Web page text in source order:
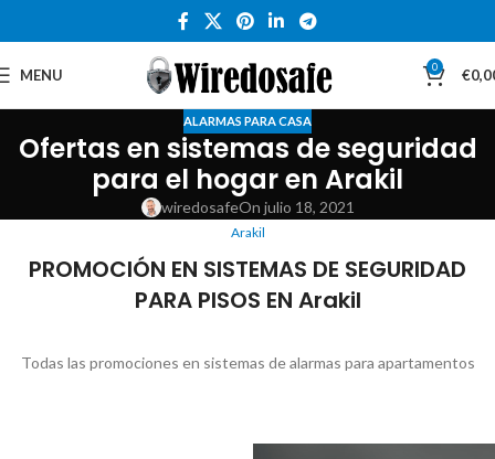
MENU 0 €
ALARMAS PARA CASA
Ofertas en sistemas de seguridad
para el hogar en Arakil
wiredosafeOn julio 18, 2021
Arakil
PROMOCIÓN EN SISTEMAS DE SEGURIDAD
PARA PISOS EN Arakil
Todas las promociones en sistemas de alarmas para apartamentos